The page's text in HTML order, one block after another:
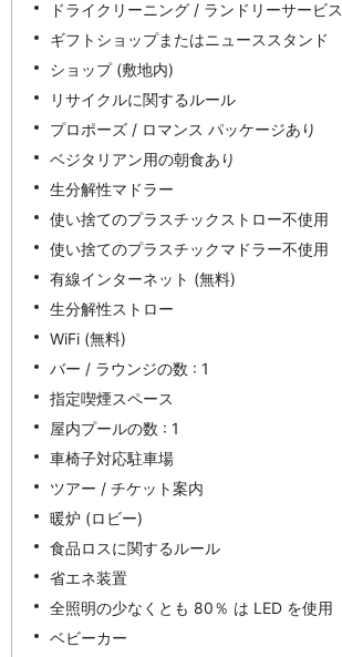
ドライクリーニング / ランドリーサービス
ギフトショップまたはニューススタンド
ショップ (敷地内)
リサイクルに関するルール
プロポーズ / ロマンス パッケージあり
ベジタリアン用の朝食あり
生分解性マドラー
使い捨てのプラスチックストロー不使用
使い捨てのプラスチックマドラー不使用
有線インターネット (無料)
生分解性ストロー
WiFi (無料)
バー / ラウンジの数 : 1
指定喫煙スペース
屋内プールの数 : 1
車椅子対応駐車場
ツアー / チケット案内
暖炉 (ロビー)
食品ロスに関するルール
省エネ装置
全照明の少なくとも 80％ は LED を使用
ベビーカー